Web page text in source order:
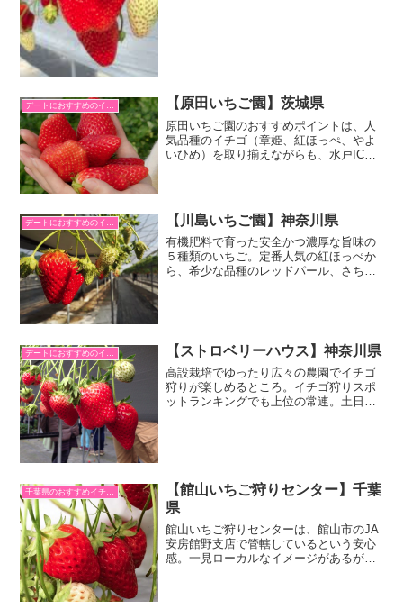
デートにおすすめのイチゴ狩り 【原田いちご園】茨城県
原田いちご園のおすすめポイントは、人
気品種のイチゴ（章姫、紅ほっぺ、やよ
いひめ）を取り揃えながらも、水戸ICか
値段も比較的リーズナブルなのがありが
たい。
【川島いちご園】神奈川県
有機肥料で育った安全かつ濃厚な旨味の
５種類のいちご。定番人気の紅ほっぺか
ら、希少な品種のレッドパール、さちの
デートにおすすめのイチゴ狩り 【ストロベリーハウス】神奈川県
高設栽培でゆったり広々の農園でイチゴ
狩りが楽しめるところ。イチゴ狩りスポ
ットランキングでも上位の常連。土日祝
千葉県のおすすめイチゴ狩り
【館山いちご狩りセンター】千葉
県
館山いちご狩りセンターは、館山市のJA
安房館野支店で管轄しているという安心
感。一見ローカルなイメージがあるが、